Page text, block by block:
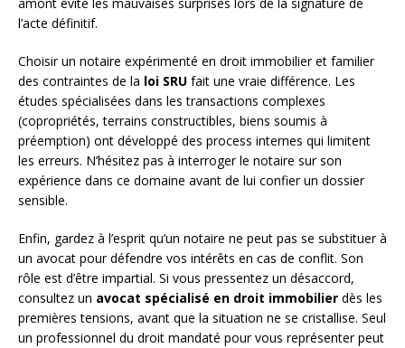
l’acte définitif.
Choisir un notaire expérimenté en droit immobilier et familier
des contraintes de la loi SRU fait une vraie différence. Les
études spécialisées dans les transactions complexes
(copropriétés, terrains constructibles, biens soumis à
préemption) ont développé des process internes qui limitent
les erreurs. N’hésitez pas à interroger le notaire sur son
expérience dans ce domaine avant de lui confier un dossier
sensible.
Enfin, gardez à l’esprit qu’un notaire ne peut pas se substituer à
un avocat pour défendre vos intérêts en cas de conflit. Son
rôle est d’être impartial. Si vous pressentez un désaccord,
consultez un avocat spécialisé en droit immobilier dès les
premières tensions, avant que la situation ne se cristallise. Seul
un professionnel du droit mandaté pour vous représenter peut